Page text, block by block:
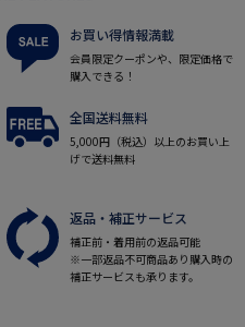
お買い得情報満載
会員限定クーポンや、限定価格で
購入できる！
全国送料無料
5,000円（税込）以上のお買い上
げで送料無料
返品・補正サービス
補正前・着用前の返品可能
※一部返品不可商品あり購入時の
補正サービスも承ります。